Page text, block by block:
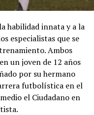
habilidad innata y a la
especialistas que se
Ambos
un joven de 12 años
por su hermano
futbolística en el
el Ciudadano en